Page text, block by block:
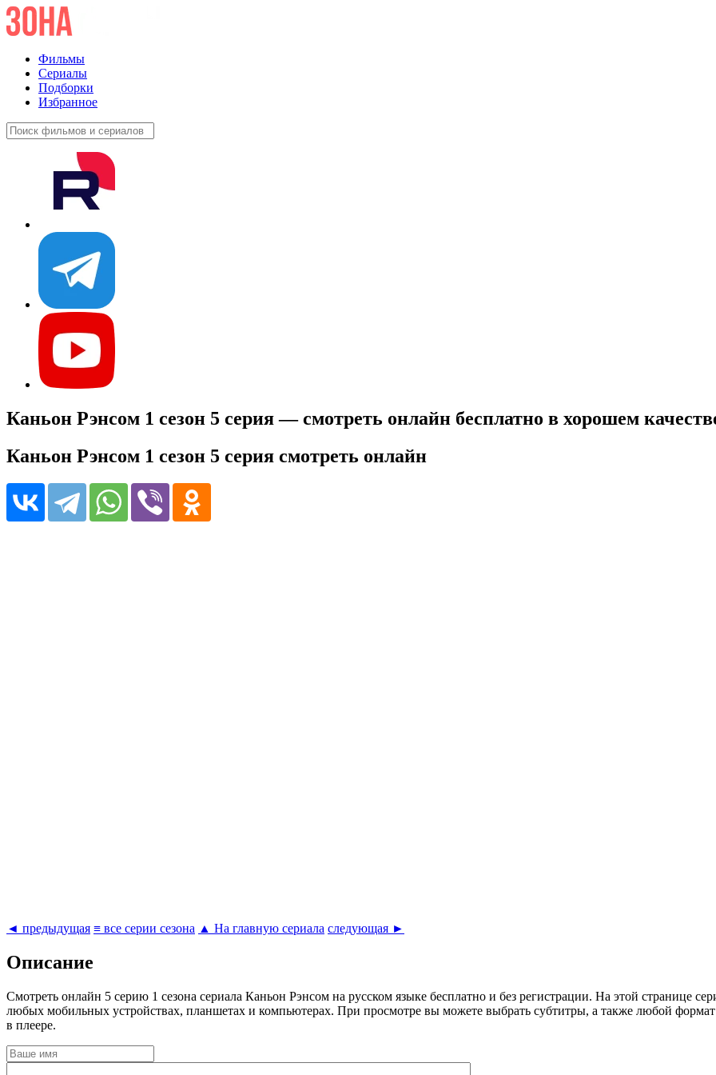
Фильмы
Сериалы
Подборки
Избранное
Каньон Рэнсом 1 сезон 5 серия — смотреть онлайн бесплатно в хорошем
Каньон Рэнсом 1 сезон 5 серия смотреть онлайн
◄ предыдущая ≡ все серии сезона ▲ На главную сериала следующая ►
Описание
Cмотреть онлайн 5 серию 1 сезона сериала Каньон Рэнсом на русском языке бесплатно и без регистрации. На этой странице
любых мобильных устройствах, планшетах и компьютерах. При просмотре вы можете выбрать субтитры, а также любой
в плеере.